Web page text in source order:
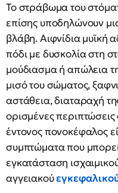
Το στράβωμα του
επίσης υποδηλώνουν
βλάβη. Αιφνίδια μυϊκή
πόδι με δυσκολία στη
μούδιασμα ή απώλεια
μισό του σώματος,
αστάθεια, διαταραχή
ορισμένες περιπτώσεις
έντονος πονοκέφαλος
συμπτώματα που
εγκατάσταση
αγγειακού